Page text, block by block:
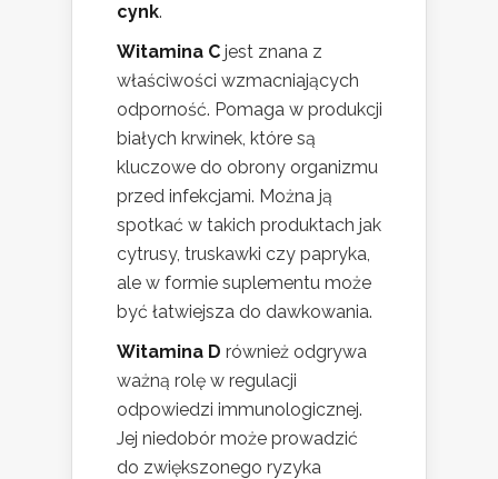
cynk.
Witamina C jest znana z
właściwości wzmacniających
odporność. Pomaga w produkcji
białych krwinek, które są
kluczowe do obrony organizmu
przed infekcjami. Można ją
spotkać w takich produktach jak
cytrusy, truskawki czy papryka,
ale w formie suplementu może
być łatwiejsza do dawkowania.
Witamina D również odgrywa
ważną rolę w regulacji
odpowiedzi immunologicznej.
Jej niedobór może prowadzić
do zwiększonego ryzyka